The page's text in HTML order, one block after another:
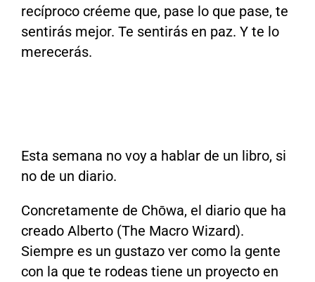
recíproco créeme que, pase lo que pase, te
sentirás mejor. Te sentirás en paz. Y te lo
merecerás.
Esta semana no voy a hablar de un libro, si
no de un diario.
Concretamente de Chōwa, el diario que ha
creado Alberto (The Macro Wizard).
Siempre es un gustazo ver como la gente
con la que te rodeas tiene un proyecto en